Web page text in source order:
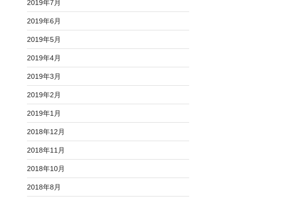
2019年7月
2019年6月
2019年5月
2019年4月
2019年3月
2019年2月
2019年1月
2018年12月
2018年11月
2018年10月
2018年8月